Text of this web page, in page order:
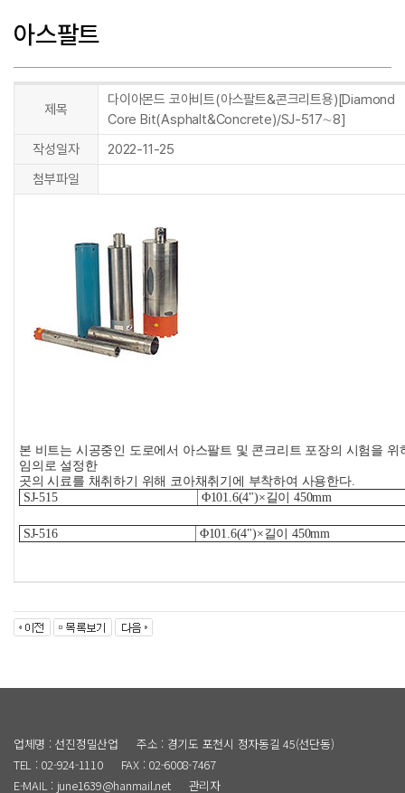
아스팔트
제목
다이아몬드 코아비트(아스팔트&콘크리트용)[Diamond
Core Bit(Asphalt&Concrete)/SJ-517∼8]
작성일자
2022-11-25
첨부파일
본 비트는 시공중인 도로에서 아스팔트 및 콘크리트 포장의 시험을 위
임의로 설정한
곳의 시료를 채취하기 위해 코아채취기에 부착하여 사용한다.
SJ-515
Φ101.6(4")×길이 450mm
SJ-516 Φ101.6(4")×길이 450mm
업체명 : 선진정밀산업
주소 : 경기도 포천시 정자동길 45(선단동)
TEL : 02-924-1110
FAX : 02-6008-7467
E-MAIL : june1639@hanmail.net
관리자